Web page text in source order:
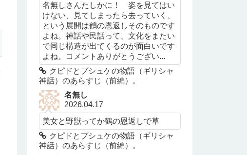
名無しさんたしかに！ 姿を見てはい
けない、見てしまったら去っていく、
という展開は鶴の恩返しそのものです
よね。神話や民話って、文化をまたい
で同じ構造が出てくるのが面白いです
よね。コメントありがとうござい...
クピドとプシュケの物語（ギリシャ
神話）のあらすじ（前編）。
名無し
2026.04.17
美女と野獣ってか鶴の恩返しで草
クピドとプシュケの物語（ギリシャ
神話）のあらすじ（前編）。